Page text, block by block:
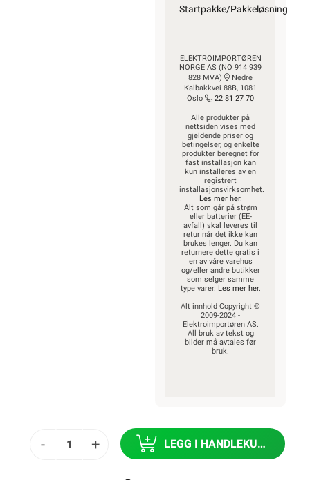
Startpakke/Pakkeløsning
ELEKTROIMPORTØREN
NORGE AS (NO 914 939
828 MVA)
Nedre
Kalbakkvei 88B, 1081
Oslo
22 81 27 70
Alle produkter på
nettsiden vises med
gjeldende priser og
betingelser, og enkelte
produkter beregnet for
fast installasjon kan
kun installeres av en
registrert
installasjonsvirksomhet.
Les mer her.
Alt som går på strøm
eller batterier (EE-
avfall) skal leveres til
retur når det ikke kan
brukes lenger. Du kan
returnere dette gratis i
en av våre varehus
og/eller andre butikker
som selger samme
type varer. Les mer her.
Alt innhold Copyright ©
2009-2024 -
Elektroimportøren AS.
All bruk av tekst og
bilder må avtales før
bruk.
- + LEGG I HANDLEKURV